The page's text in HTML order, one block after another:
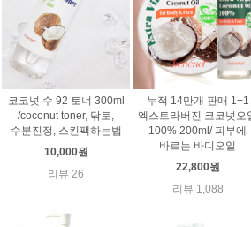
코코넛 수 92 토너 300ml
/coconut toner, 닦토,
수분진정, 스킨팩하는법
10,000원
리뷰 26
누적 14만개 판매 1+1
엑스트라버진 코코넛오
100% 200ml/ 피부에
바르는 바디오일
22,800원
리뷰 1,088